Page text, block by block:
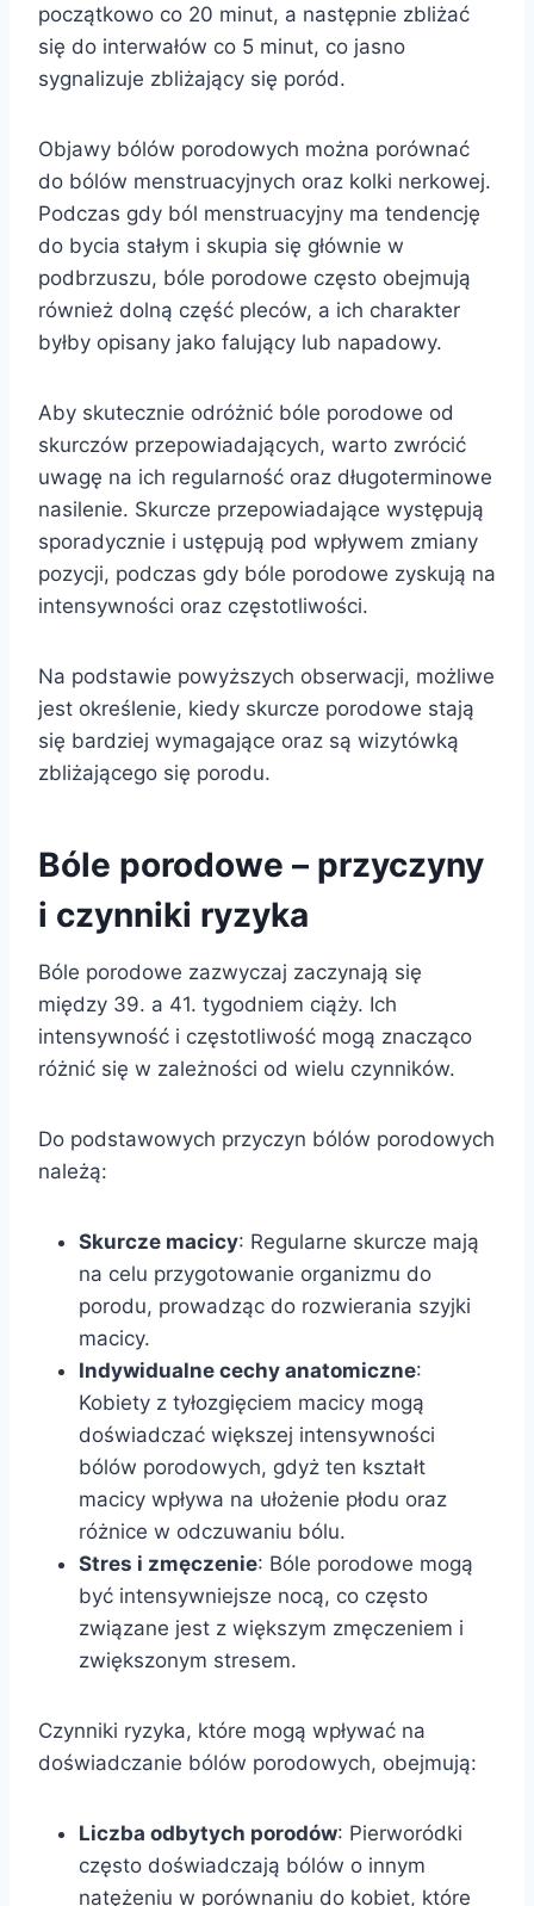
początkowo co 20 minut, a następnie zbliżać
się do interwałów co 5 minut, co jasno
sygnalizuje zbliżający się poród.
Objawy bólów porodowych można porównać
do bólów menstruacyjnych oraz kolki nerkowej.
Podczas gdy ból menstruacyjny ma tendencję
do bycia stałym i skupia się głównie w
podbrzuszu, bóle porodowe często obejmują
również dolną część pleców, a ich charakter
byłby opisany jako falujący lub napadowy.
Aby skutecznie odróżnić bóle porodowe od
skurczów przepowiadających, warto zwrócić
uwagę na ich regularność oraz długoterminowe
nasilenie. Skurcze przepowiadające występują
sporadycznie i ustępują pod wpływem zmiany
pozycji, podczas gdy bóle porodowe zyskują na
intensywności oraz częstotliwości.
Na podstawie powyższych obserwacji, możliwe
jest określenie, kiedy skurcze porodowe stają
się bardziej wymagające oraz są wizytówką
zbliżającego się porodu.
Bóle porodowe – przyczyny
i czynniki ryzyka
Bóle porodowe zazwyczaj zaczynają się
między 39. a 41. tygodniem ciąży. Ich
intensywność i częstotliwość mogą znacząco
różnić się w zależności od wielu czynników.
Do podstawowych przyczyn bólów porodowych
należą:
Skurcze macicy: Regularne skurcze mają
na celu przygotowanie organizmu do
porodu, prowadząc do rozwierania szyjki
macicy.
Indywidualne cechy anatomiczne:
Kobiety z tyłozgięciem macicy mogą
doświadczać większej intensywności
bólów porodowych, gdyż ten kształt
macicy wpływa na ułożenie płodu oraz
różnice w odczuwaniu bólu.
Stres i zmęczenie: Bóle porodowe mogą
być intensywniejsze nocą, co często
związane jest z większym zmęczeniem i
zwiększonym stresem.
Czynniki ryzyka, które mogą wpływać na
doświadczanie bólów porodowych, obejmują:
Liczba odbytych porodów: Pierworódki
często doświadczają bólów o innym
natężeniu w porównaniu do kobiet, które